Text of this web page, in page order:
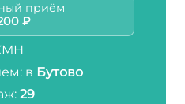
приём
₽
в Бутово
29